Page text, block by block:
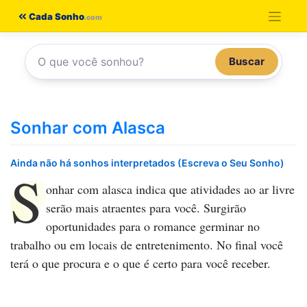
conteúdo
Cada Sonho
Buscar
Sonhar com Alasca
Ainda não há sonhos interpretados (Escreva o Seu Sonho)
S onhar com alasca indica que atividades ao ar livre
serão mais atraentes para você. Surgirão
oportunidades para o romance germinar no
trabalho ou em locais de entretenimento. No final você
terá o que procura e o que é certo para você receber.